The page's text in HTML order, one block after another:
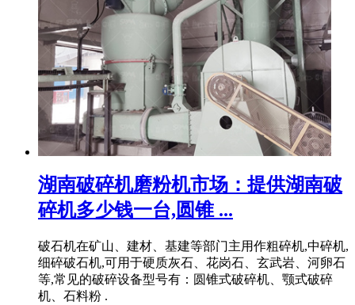
湖南破碎机磨粉机市场：提供湖南破
碎机多少钱一台,圆锥 ...
破石机在矿山、建材、基建等部门主用作粗碎机,中碎机,
细碎破石机,可用于硬质灰石、花岗石、玄武岩、河卵石
等,常见的破碎设备型号有：圆锥式破碎机、颚式破碎
机、石料粉 .